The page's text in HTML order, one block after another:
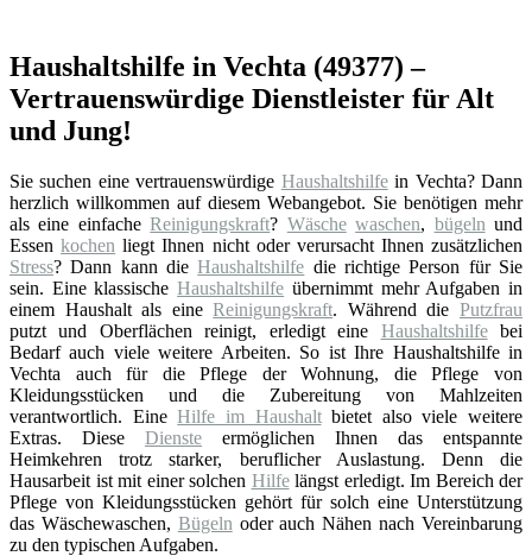
Haushaltshilfe in Vechta (49377) –
Vertrauenswürdige Dienstleister für Alt
und Jung!
Sie suchen eine vertrauenswürdige Haushaltshilfein Vechta? Dann
herzlich willkommen auf diesem Webangebot. Sie benötigen mehr
als eine einfacheReinigungskraft? Wäsche waschen, bügeln und
Essenkochen liegt Ihnen nicht oder verursacht Ihnen zusätzlichen
Stress? Dann kann dieHaushaltshilfe die richtige Person für Sie
sein. Eine klassischeHaushaltshilfe übernimmt mehr Aufgaben in
einem Haushalt als eineReinigungskraft. Während diePutzfrau
putzt und Oberflächen reinigt, erledigt eine Haushaltshilfebei
Bedarf auch viele weitere Arbeiten. So ist Ihre Haushaltshilfe in
Vechta auch für die Pflege der Wohnung, die Pflege von
Kleidungsstücken und die Zubereitung von Mahlzeiten
verantwortlich. EineHilfe im Haushaltbietet also viele weitere
Extras. Diese Dienste ermöglichen Ihnen das entspannte
Heimkehren trotz starker, beruflicher Auslastung. Denn die
Hausarbeit ist mit einer solchen Hilfelängst erledigt. Im Bereich der
Pflege von Kleidungsstücken gehört für solch eine Unterstützung
das Wäschewaschen, Bügeln oder auch Nähen nach Vereinbarung
zu den typischen Aufgaben.